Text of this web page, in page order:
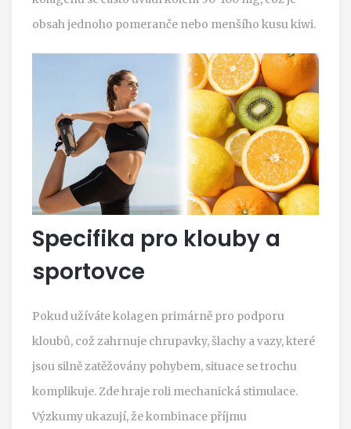
obsah jednoho pomeranče nebo menšího kusu kiwi.
Specifika pro klouby a
sportovce
Pokud užíváte kolagen primárně pro podporu
kloubů, což zahrnuje chrupavky, šlachy a vazy, které
jsou silně zatěžovány pohybem, situace se trochu
komplikuje. Zde hraje roli mechanická stimulace.
Výzkumy ukazují, že kombinace příjmu